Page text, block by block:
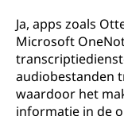
Ja, apps zoals
Microsoft
audiobestanden
waardoor het
informatie in de